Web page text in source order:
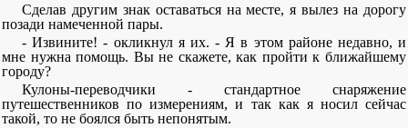
Сделав другим знак оставаться на месте, я вылез на дорогу
позади намеченной пары.
- Извините! - окликнул я их. - Я в этом районе недавно, и
мне нужна помощь. Вы не скажете, как пройти к ближайшему
городу?
Кулоны-переводчики - стандартное снаряжение
путешественников по измерениям, и так как я носил сейчас
такой, то не боялся быть непонятым.